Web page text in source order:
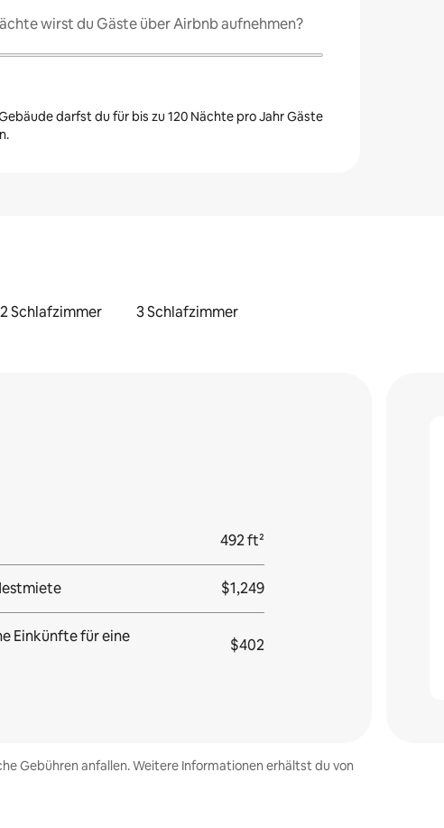
wirst du Gäste über Airbnb aufnehmen?
darfst du für bis zu 120 Nächte pro Jahr Gäste
2 Schlafzimmer 3 Schlafzimmer
492 ft²
$1,249
Einkünfte für eine
$402
Gebühren anfallen. Weitere Informationen erhältst du von